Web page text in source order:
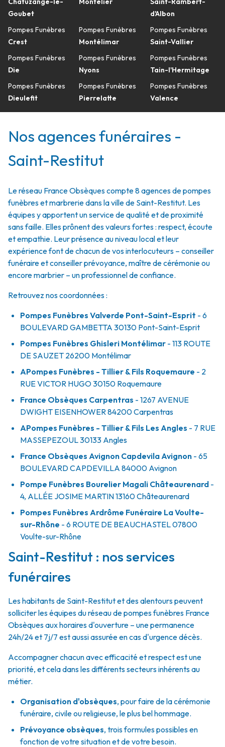
Goubet
Pompes Funèbres
Crest
Pompes Funèbres
Die
Pompes Funèbres
Dieulefit
Pompes Funèbres
Montélimar
Pompes Funèbres
Nyons
Pompes Funèbres
Pierrelatte
d'Albon
Pompes Funèbres
Saint-Vallier
Pompes Funèbres
Tain-l'Hermitage
Pompes Funèbres
Valence
Nos agences funéraires -
Saint-Restitut
Le réseau France Obsèques compte 8 agences de pompes
funèbres et marbrerie dans la ville de Saint-Restitut. Les
équipes y apportent un service de qualité et de proximité
sans faille. Elles prônent des valeurs fortes : respect, écoute
et empathie. Leur présence au niveau local et leur
expérience font de chacun de vos interlocuteurs – conseiller
funéraire et conseiller prévoyance, maître de cérémonie ou
encore marbrier – un professionnel de confiance.
Retrouvez nos coordonnées :
Pompes Funèbres Valverde Pont-Saint-Esprit - 6
BOULEVARD GAMBETTA 30130 Pont-Saint-Esprit
Pompes Funèbres Ghisleri Montélimar - 113 ROUTE
DE SAUZET 26200 Montélimar
APompes Funèbres - Tillier & Fils Roquemaure - 2
RUE VICTOR HUGO30150 Roquemaure
France Obsèques Carpentras - 1267 AVENUE
DWIGHT EISENHOWER84200Carpentras
APompes Funèbres - Tillier & Fils Les Angles - 7 RUE
MASSEPEZOUL30133 Angles
France Obsèques Avignon Capdevila Avignon - 65
BOULEVARD CAPDEVILLA 84000 Avignon
Pompe Funèbres Bourelier Magali Châteaurenard -
4, ALLÉE JOSIME MARTIN13160Châteaurenard
Pompes Funèbres Ardrôme Funéraire La Voulte-
sur-Rhône - 6 ROUTE DE BEAUCHASTEL07800
Voulte-sur-Rhône
Saint-Restitut : nos services
funéraires
Les habitants de Saint-Restitut et des alentours peuvent
solliciter les équipes du réseau de pompes funèbres France
Obsèques aux horaires d'ouverture – une permanence
24h/24 et 7j/7 est aussi assurée en cas d'urgence décès.
Accompagner chacun avec efficacité et respect est une
priorité, et cela dans les différents secteurs inhérents au
métier.
Organisation d'obsèques, pour faire de la cérémonie
funéraire, civile ou religieuse, le plus bel hommage.
Prévoyance obsèques, trois formules possibles en
fonction de votre situation et de votre besoin.